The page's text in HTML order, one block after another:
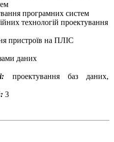
програмних систем
технологій проектування
пристроїв на ПЛІС
даних
проектування баз даних,
3